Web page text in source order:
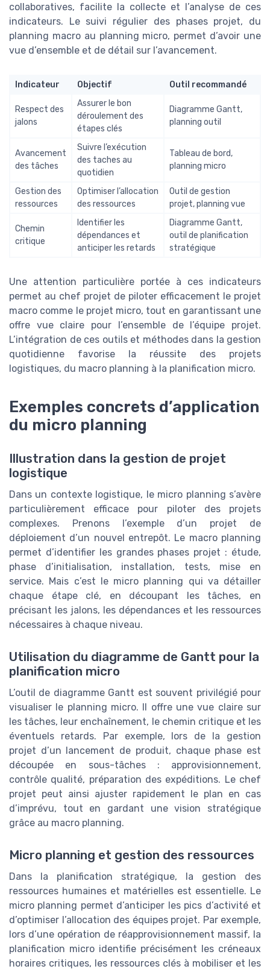
collaboratives, facilite la collecte et l’analyse de ces
indicateurs. Le suivi régulier des phases projet, du
planning macro au planning micro, permet d’avoir une
vue d’ensemble et de détail sur l’avancement.
Indicateur Objectif Outil recommandé
Respect des
jalons
Assurer le bon
déroulement des
étapes clés
Diagramme Gantt,
planning outil
Avancement
des tâches
Suivre l’exécution
des taches au
quotidien
Tableau de bord,
planning micro
Gestion des
ressources
Optimiser l’allocation
des ressources
Outil de gestion
projet, planning vue
Chemin
critique
Identifier les
dépendances et
anticiper les retards
Diagramme Gantt,
outil de planification
stratégique
Une attention particulière portée à ces indicateurs
permet au chef projet de piloter efficacement le projet
macro comme le projet micro, tout en garantissant une
offre vue claire pour l’ensemble de l’équipe projet.
L’intégration de ces outils et méthodes dans la gestion
quotidienne favorise la réussite des projets
logistiques, du macro planning à la planification micro.
Exemples concrets d’application
du micro planning
Illustration dans la gestion de projet
logistique
Dans un contexte logistique, le micro planning s’avère
particulièrement efficace pour piloter des projets
complexes. Prenons l’exemple d’un projet de
déploiement d’un nouvel entrepôt. Le macro planning
permet d’identifier les grandes phases projet : étude,
phase d’initialisation, installation, tests, mise en
service. Mais c’est le micro planning qui va détailler
chaque étape clé, en découpant les tâches, en
précisant les jalons, les dépendances et les ressources
nécessaires à chaque niveau.
Utilisation du diagramme de Gantt pour la
planification micro
L’outil de diagramme Gantt est souvent privilégié pour
visualiser le planning micro. Il offre une vue claire sur
les tâches, leur enchaînement, le chemin critique et les
éventuels retards. Par exemple, lors de la gestion
projet d’un lancement de produit, chaque phase est
découpée en sous-tâches : approvisionnement,
contrôle qualité, préparation des expéditions. Le chef
projet peut ainsi ajuster rapidement le plan en cas
d’imprévu, tout en gardant une vision stratégique
grâce au macro planning.
Micro planning et gestion des ressources
Dans la planification stratégique, la gestion des
ressources humaines et matérielles est essentielle. Le
micro planning permet d’anticiper les pics d’activité et
d’optimiser l’allocation des équipes projet. Par exemple,
lors d’une opération de réapprovisionnement massif, la
planification micro identifie précisément les créneaux
horaires critiques, les ressources clés à mobiliser et les